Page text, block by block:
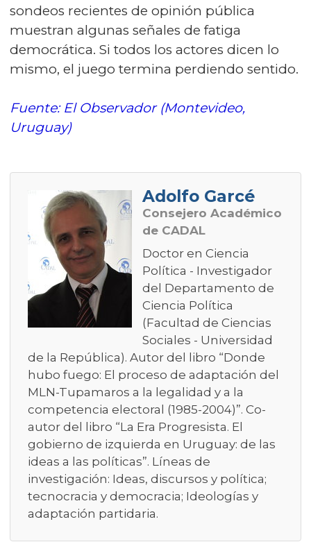
sondeos recientes de opinión pública
muestran algunas señales de fatiga
democrática. Si todos los actores dicen lo
mismo, el juego termina perdiendo sentido.
Fuente: El Observador (Montevideo,
Uruguay)
Adolfo Garcé
Consejero Académico
de CADAL
Doctor en Ciencia
Política - Investigador
del Departamento de
Ciencia Política
(Facultad de Ciencias
Sociales - Universidad
de la República). Autor del libro “Donde
hubo fuego: El proceso de adaptación del
MLN-Tupamaros a la legalidad y a la
competencia electoral (1985-2004)”. Co-
autor del libro “La Era Progresista. El
gobierno de izquierda en Uruguay: de las
ideas a las políticas”. Líneas de
investigación: Ideas, discursos y política;
tecnocracia y democracia; Ideologías y
adaptación partidaria.